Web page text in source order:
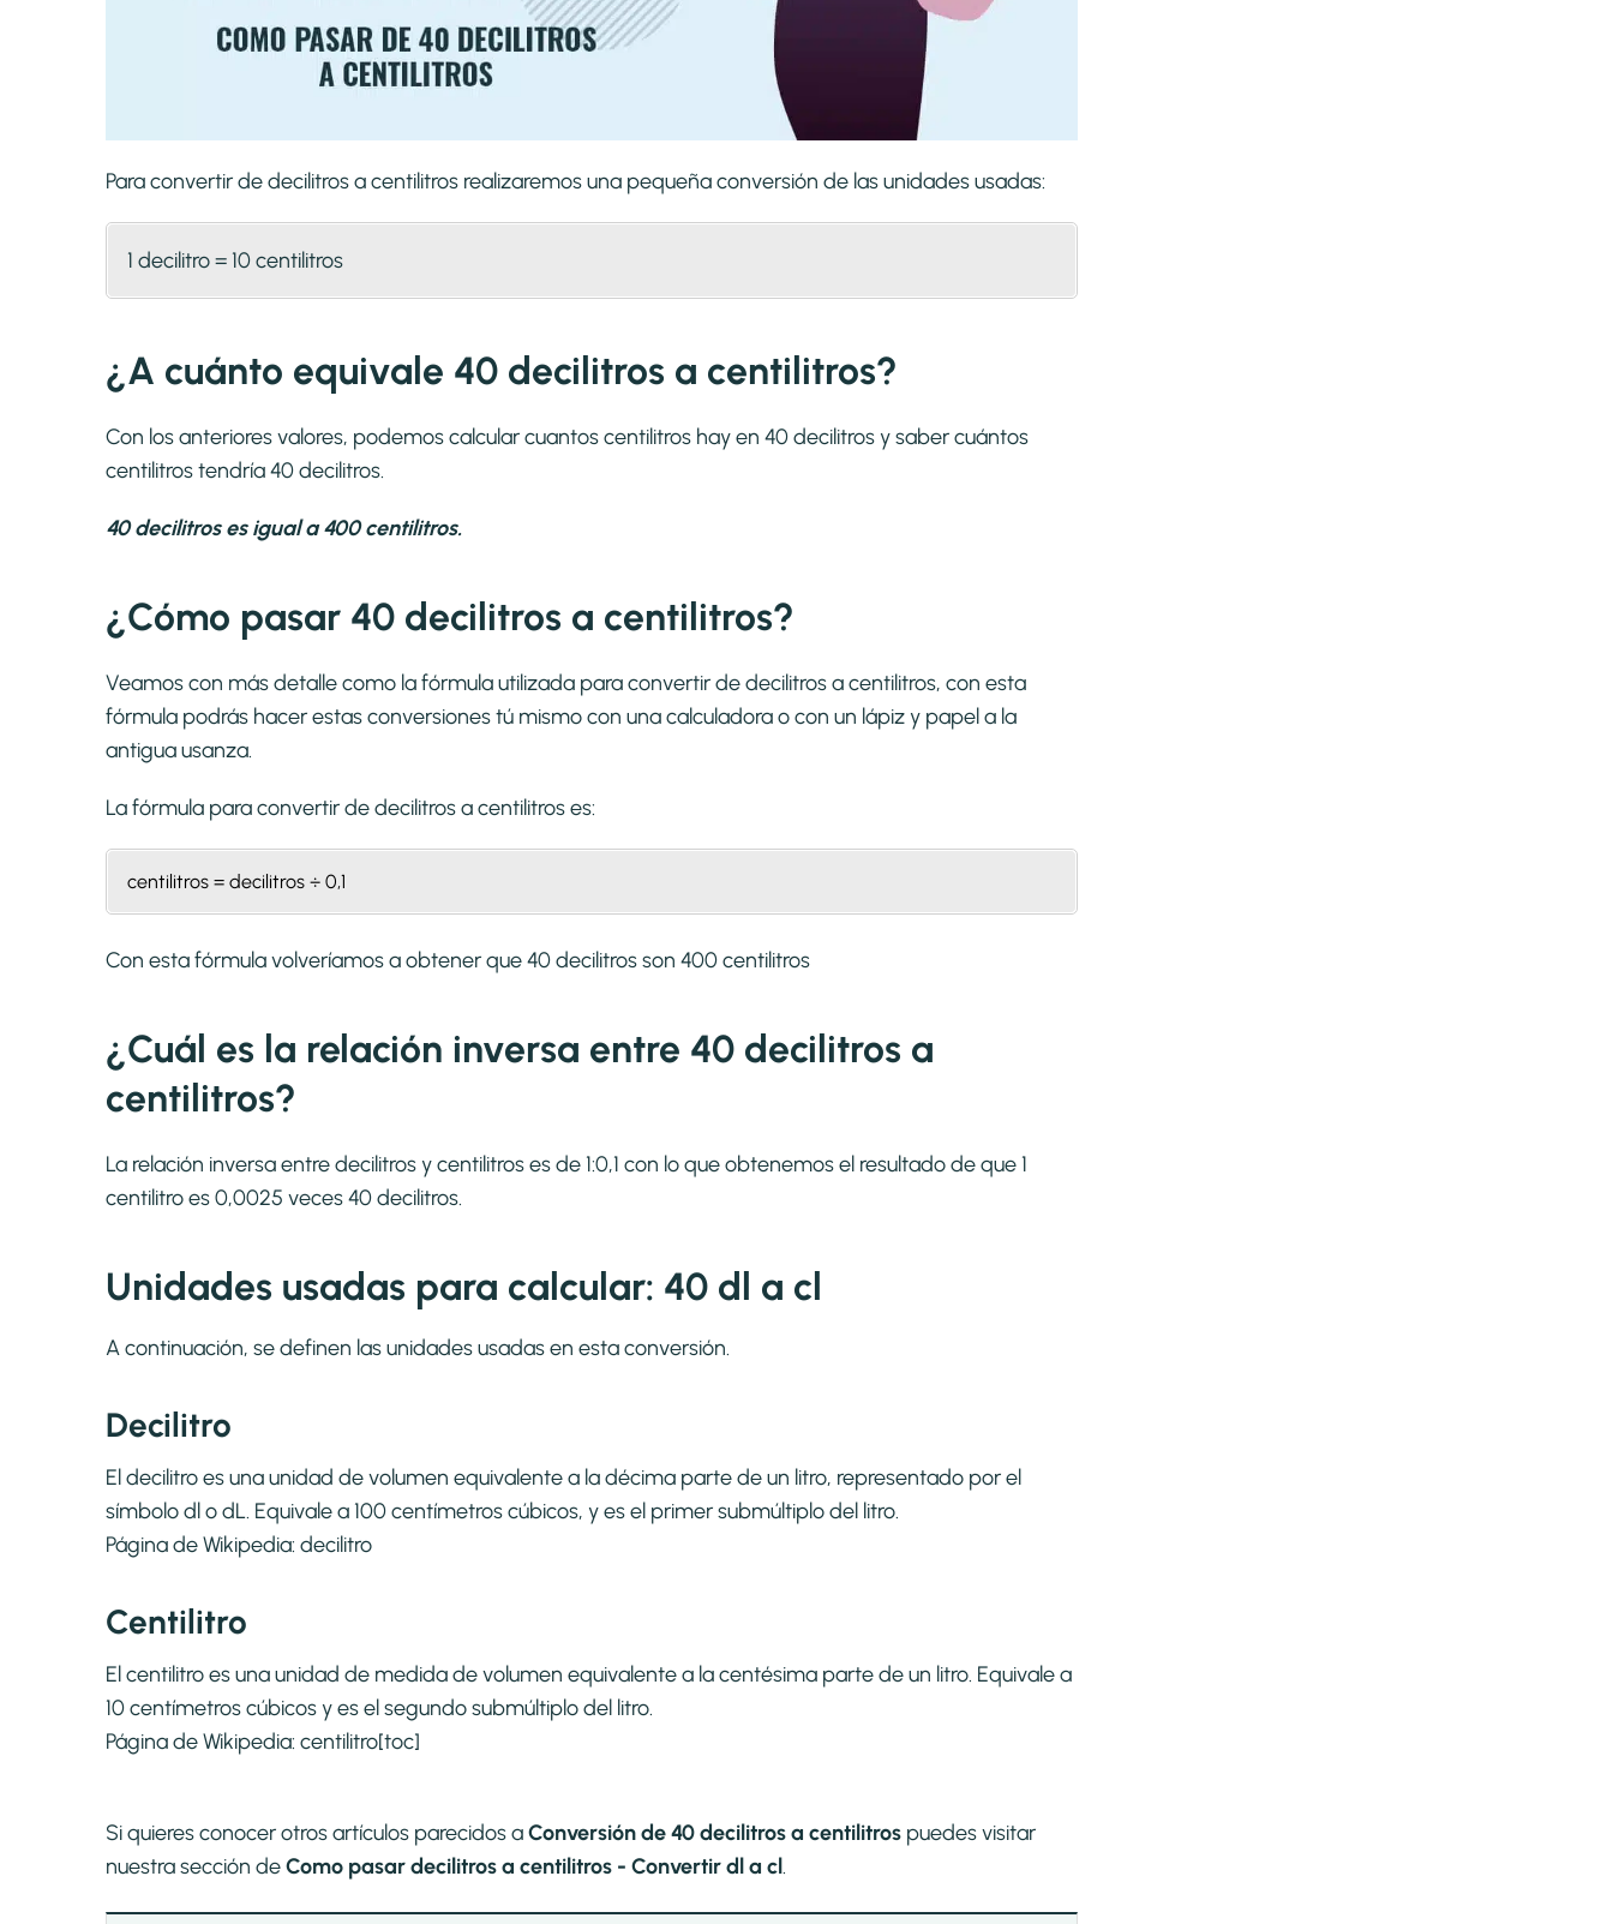
Para convertir de decilitros a centilitros realizaremos una pequeña conversión de las unidades usadas:
1 decilitro = 10 centilitros
¿A cuánto equivale 40 decilitros a centilitros?
Con los anteriores valores, podemos calcular cuantos centilitros hay en 40 decilitros y saber cuántos
centilitros tendría 40 decilitros.
40 decilitros es igual a 400 centilitros.
¿Cómo pasar 40 decilitros a centilitros?
Veamos con más detalle como la fórmula utilizada para convertir de decilitros a centilitros, con esta
fórmula podrás hacer estas conversiones tú mismo con una calculadora o con un lápiz y papel a la
antigua usanza.
La fórmula para convertir dedecilitros a centilitroses:
centilitros = decilitros ÷ 0,1
Con esta fórmula volveríamos a obtener que 40 decilitros son 400 centilitros
¿Cuál es la relación inversa entre 40 decilitros a
centilitros?
La relación inversa entre decilitros y centilitros es de 1:0,1 con lo que obtenemos el resultado de que 1
centilitro es 0,0025 veces 40 decilitros.
Unidades usadas para calcular: 40 dl a cl
A continuación, se definen las unidades usadas en esta conversión.
Decilitro
El decilitro es una unidad de volumen equivalente a la décima parte de un litro, representado por el
símbolo dl o dL. Equivale a 100 centímetros cúbicos, y es el primer submúltiplo del litro.
Página de Wikipedia: decilitro
Centilitro
El centilitro es una unidad de medida de volumen equivalente a la centésima parte de un litro. Equivale a
10 centímetros cúbicos y es el segundo submúltiplo del litro.
Página de Wikipedia: centilitro[toc]
Si quieres conocer otros artículos parecidos aConversión de 40 decilitros a centilitros puedes visitar
nuestra sección deComo pasar decilitros a centilitros - Convertir dl a cl.